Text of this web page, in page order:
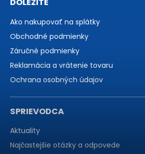
DÔLEŽITÉ
Ako nakupovať na splátky
Obchodné podmienky
Záručné podmienky
Reklamácia a vrátenie tovaru
Ochrana osobných údajov
SPRIEVODCA
Aktuality
Najčastejšie otázky a odpovede